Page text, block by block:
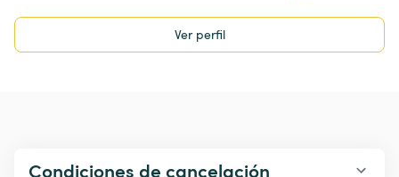
Ver perfil
Condiciones de cancelación